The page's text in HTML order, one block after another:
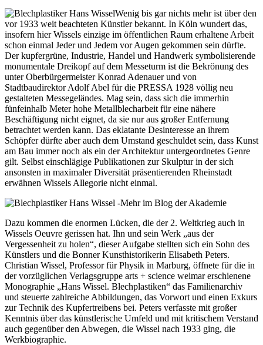
Wenig bis gar nichts mehr ist über den
vor 1933 weit beachteten Künstler bekannt. In Köln wundert das,
insofern hier Wissels einzige im öffentlichen Raum erhaltene Arbeit
schon einmal Jeder und Jedem vor Augen gekommen sein dürfte.
Der kupfergrüne, Industrie, Handel und Handwerk symbolisierende
monumentale Dreikopf auf dem Messeturm ist die Bekrönung des
unter Oberbürgermeister Konrad Adenauer und von
Stadtbaudirektor Adolf Abel für die PRESSA 1928 völlig neu
gestalteten Messegeländes. Mag sein, dass sich die immerhin
fünfeinhalb Meter hohe Metallblecharbeit für eine nähere
Beschäftigung nicht eignet, da sie nur aus großer Entfernung
betrachtet werden kann. Das eklatante Desinteresse an ihrem
Schöpfer dürfte aber auch dem Umstand geschuldet sein, dass Kunst
am Bau immer noch als ein der Architektur untergeordnetes Genre
gilt. Selbst einschlägige Publikationen zur Skulptur in der sich
ansonsten in maximaler Diversität präsentierenden Rheinstadt
erwähnen Wissels Allegorie nicht einmal.
Dazu kommen die enormen Lücken, die der 2. Weltkrieg auch in
Wissels Oeuvre gerissen hat. Ihn und sein Werk „aus der
Vergessenheit zu holen“, dieser Aufgabe stellten sich ein Sohn des
Künstlers und die Bonner Kunsthistorikerin Elisabeth Peters.
Christian Wissel, Professor für Physik in Marburg, öffnete für die in
der vorzüglichen Verlagsgruppe arts + science weimar erschienene
Monographie „Hans Wissel. Blechplastiken“ das Familienarchiv
und steuerte zahlreiche Abbildungen, das Vorwort und einen Exkurs
zur Technik des Kupfertreibens bei. Peters verfasste mit großer
Kenntnis über das künstlerische Umfeld und mit kritischem Verstand
auch gegenüber den Abwegen, die Wissel nach 1933 ging, die
Werkbiographie.